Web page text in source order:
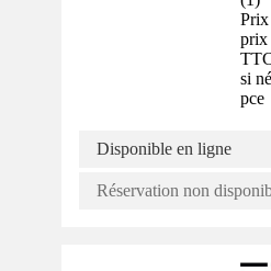
prix
si
pce
Disponible en ligne
Réservation non